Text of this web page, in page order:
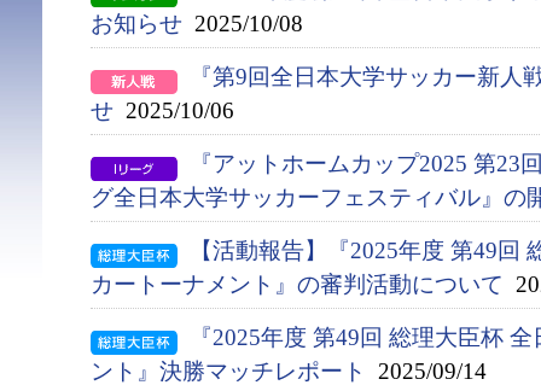
お知らせ 2025/10/08
『第9回全日本大学サッカー新人
せ 2025/10/06
『アットホームカップ2025 第23
グ全日本大学サッカーフェスティバル』の
【活動報告】『2025年度 第49回
カートーナメント』の審判活動について
『2025年度 第49回 総理大臣杯
ント』決勝マッチレポート
2025/09/14